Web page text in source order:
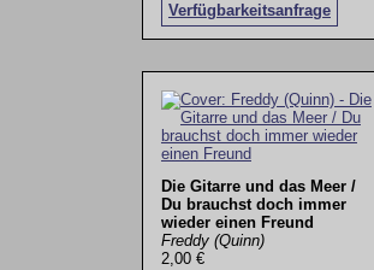
Verfügbarkeitsanfrage
Die Gitarre und das Meer /
Du brauchst doch immer
wieder einen Freund
Freddy (Quinn)
2,00 €